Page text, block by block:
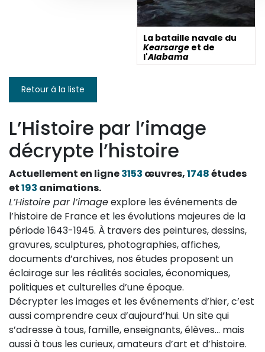
La bataille navale du
Kearsarge et de
l'Alabama
Retour à la liste
L’Histoire par l’image
décrypte l’histoire
Actuellement en ligne3153 œuvres,1748études
et193 animations.
L’Histoire par l’imageexplore les événements de
l’histoire de France et les évolutions majeures de la
période 1643-1945. À travers des peintures, dessins,
gravures, sculptures, photographies, affiches,
documents d’archives, nos études proposent un
éclairage sur les réalités sociales, économiques,
politiques et culturelles d’une époque.
Décrypter les images et les événements d’hier, c’est
aussi comprendre ceux d’aujourd’hui. Un site qui
s’adresse à tous, famille, enseignants, élèves… mais
aussi à tous les curieux, amateurs d’art et d’histoire.